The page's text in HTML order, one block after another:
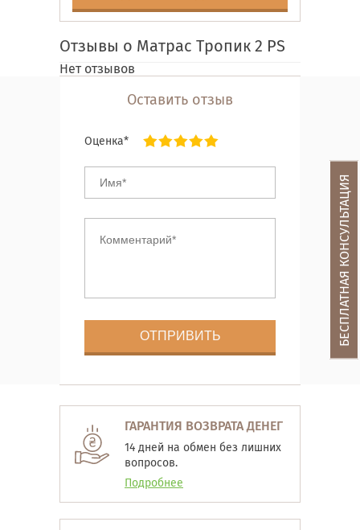
Отзывы о Матрас Тропик 2 PS
Нет отзывов
Оставить отзыв
Оценка*
ГАРАНТИЯ ВОЗВРАТА ДЕНЕГ
14 дней на обмен без лишних
вопросов.
Подробнее
БЕСПЛАТНАЯ КОНСУЛЬТАЦИЯ